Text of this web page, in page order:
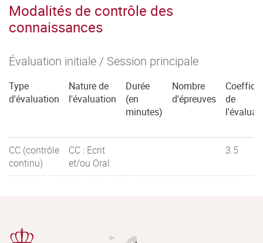
Modalités de contrôle des
connaissances
Évaluation initiale / Session principale
Type
d'évaluation
Nature de
l'évaluation
Durée
(en
minutes)
Nombre
d'épreuves
de
CC (contrôle
continu)
CC : Ecrit
et/ou Oral
3.5